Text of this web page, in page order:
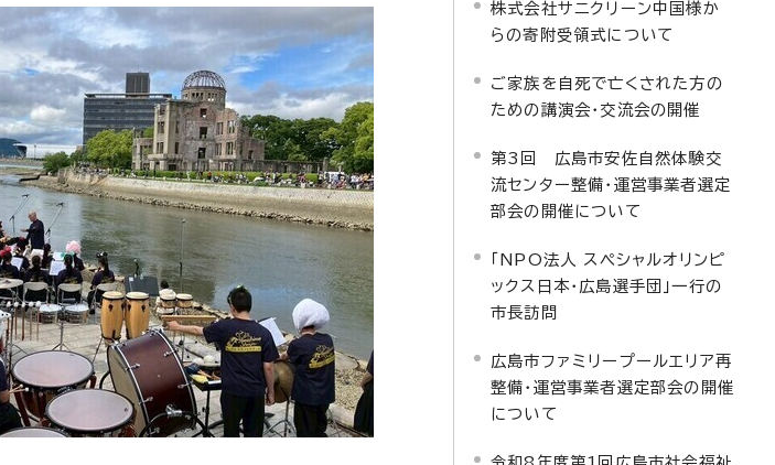
株式会社サニクリーン中国様か
らの寄附受領式について
ご家族を自死で亡くされた方の
ための講演会・交流会の開催
第3回 広島市安佐自然体験交
流センター整備・運営事業者選定
部会の開催について
「NPO法人 スペシャルオリンピ
ックス日本・広島選手団」一行の
市長訪問
広島市ファミリープールエリア再
整備・運営事業者選定部会の開催
について